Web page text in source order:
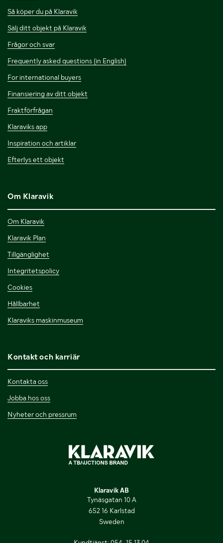
Så köper du på Klaravik
Sälj ditt objekt på Klaravik
Frågor och svar
Frequently asked questions (in English)
For international buyers
Finansiering av ditt objekt
Fraktförfrågan
Klaraviks app
Inspiration och artiklar
Efterlys ett objekt
Om Klaravik
Om Klaravik
Klaravik Plan
Tillgänglighet
Integritetspolicy
Cookies
Hållbarhet
Klaraviks maskinmuseum
Kontakt och karriär
Kontakta oss
Jobba hos oss
Nyheter och pressrum
Klaravik AB
Tynäsgatan 10 A
652 16 Karlstad
Sweden